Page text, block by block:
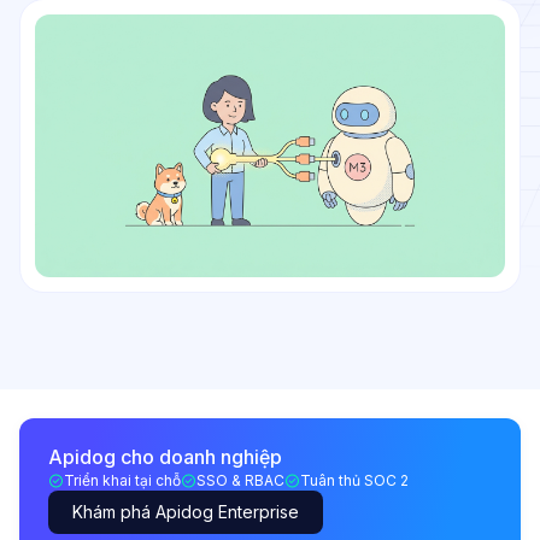
Apidog cho doanh nghiệp
Triển khai tại chỗ SSO & RBAC Tuân thủ SOC 2
Khám phá Apidog Enterprise